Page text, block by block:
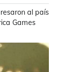
al país
Games